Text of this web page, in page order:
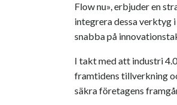
Flow nu», erbjuder en
integrera dessa verktyg
snabba på
I takt med att industri
framtidens tillverkning
säkra företagens